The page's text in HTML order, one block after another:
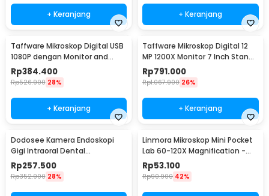
+ Keranjang + Keranjang
Taffware Mikroskop Digital USB
1080P dengan Monitor and
Stand - G1000
Rp384.400
Rp526.900 28%
+ Keranjang
Taffware Mikroskop Digital 12
MP 1200X Monitor 7 Inch Stand
and LED - G1200
Rp791.000
Rp1.067.900 26%
+ Keranjang
Dodosee Kamera Endoskopi
Gigi Intraoral Dental
Endoscope WiFi 6 LED - YC-W7
Rp257.500
Rp352.900 28%
Linmora Mikroskop Mini Pocket
Lab 60-120X Magnification -
LZ8602
Rp53.100
Rp90.900 42%